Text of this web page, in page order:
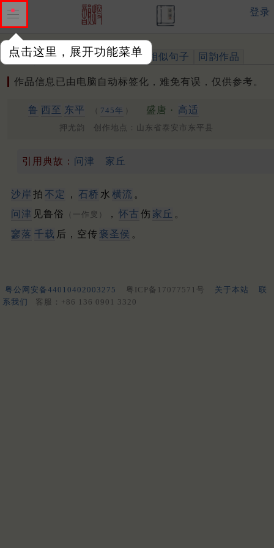
点击这里，展开功能菜单
登录
作品 标注四声 出处、引用 相似句子 同韵作品
作品信息已由电脑自动标签化，难免有误，仅供参考。
鲁 西至 东平 （ 745年 ） 盛唐 · 高适
押尤韵 创作地点：山东省泰安市东平县
引用典故： 问津 家丘
沙岸 拍 不定 ， 石桥 水 横流 。
问津 见鲁俗 （一作叟） ， 怀古 伤 家丘 。
寥落 千载 后，空传 褒圣侯 。
粤公网安备44010402003275 粤ICP备17077571号 关于本站
联
系我们
客服：+86 136 0901 3320